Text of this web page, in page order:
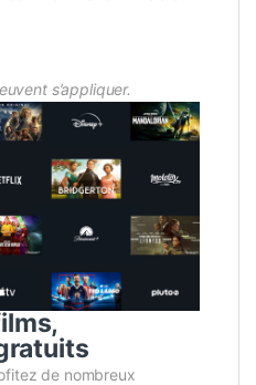
s’appliquer.
de nombreux